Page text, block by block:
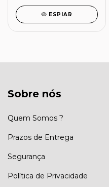
ESPIAR
Sobre nós
Quem Somos ?
Prazos de Entrega
Segurança
Política de Privacidade